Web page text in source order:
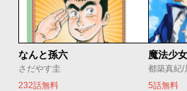
なんと孫六
さだやす圭
232話無料
都築真紀/
5話無料